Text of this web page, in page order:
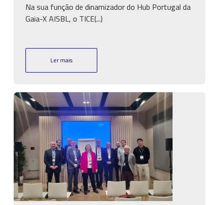
Na sua função de dinamizador do Hub Portugal da
Gaia-X AISBL, o TICE(...)
Ler mais
Imagem